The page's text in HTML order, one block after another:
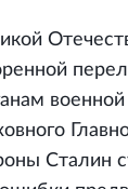
Сталин